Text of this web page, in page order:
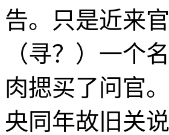
告。只是近来
（寻？）一个
肉揌买了问官
央同年故旧关